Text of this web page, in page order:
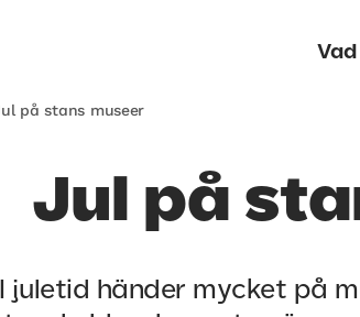
på stans museer
Jul på
I juletid händer mycket på